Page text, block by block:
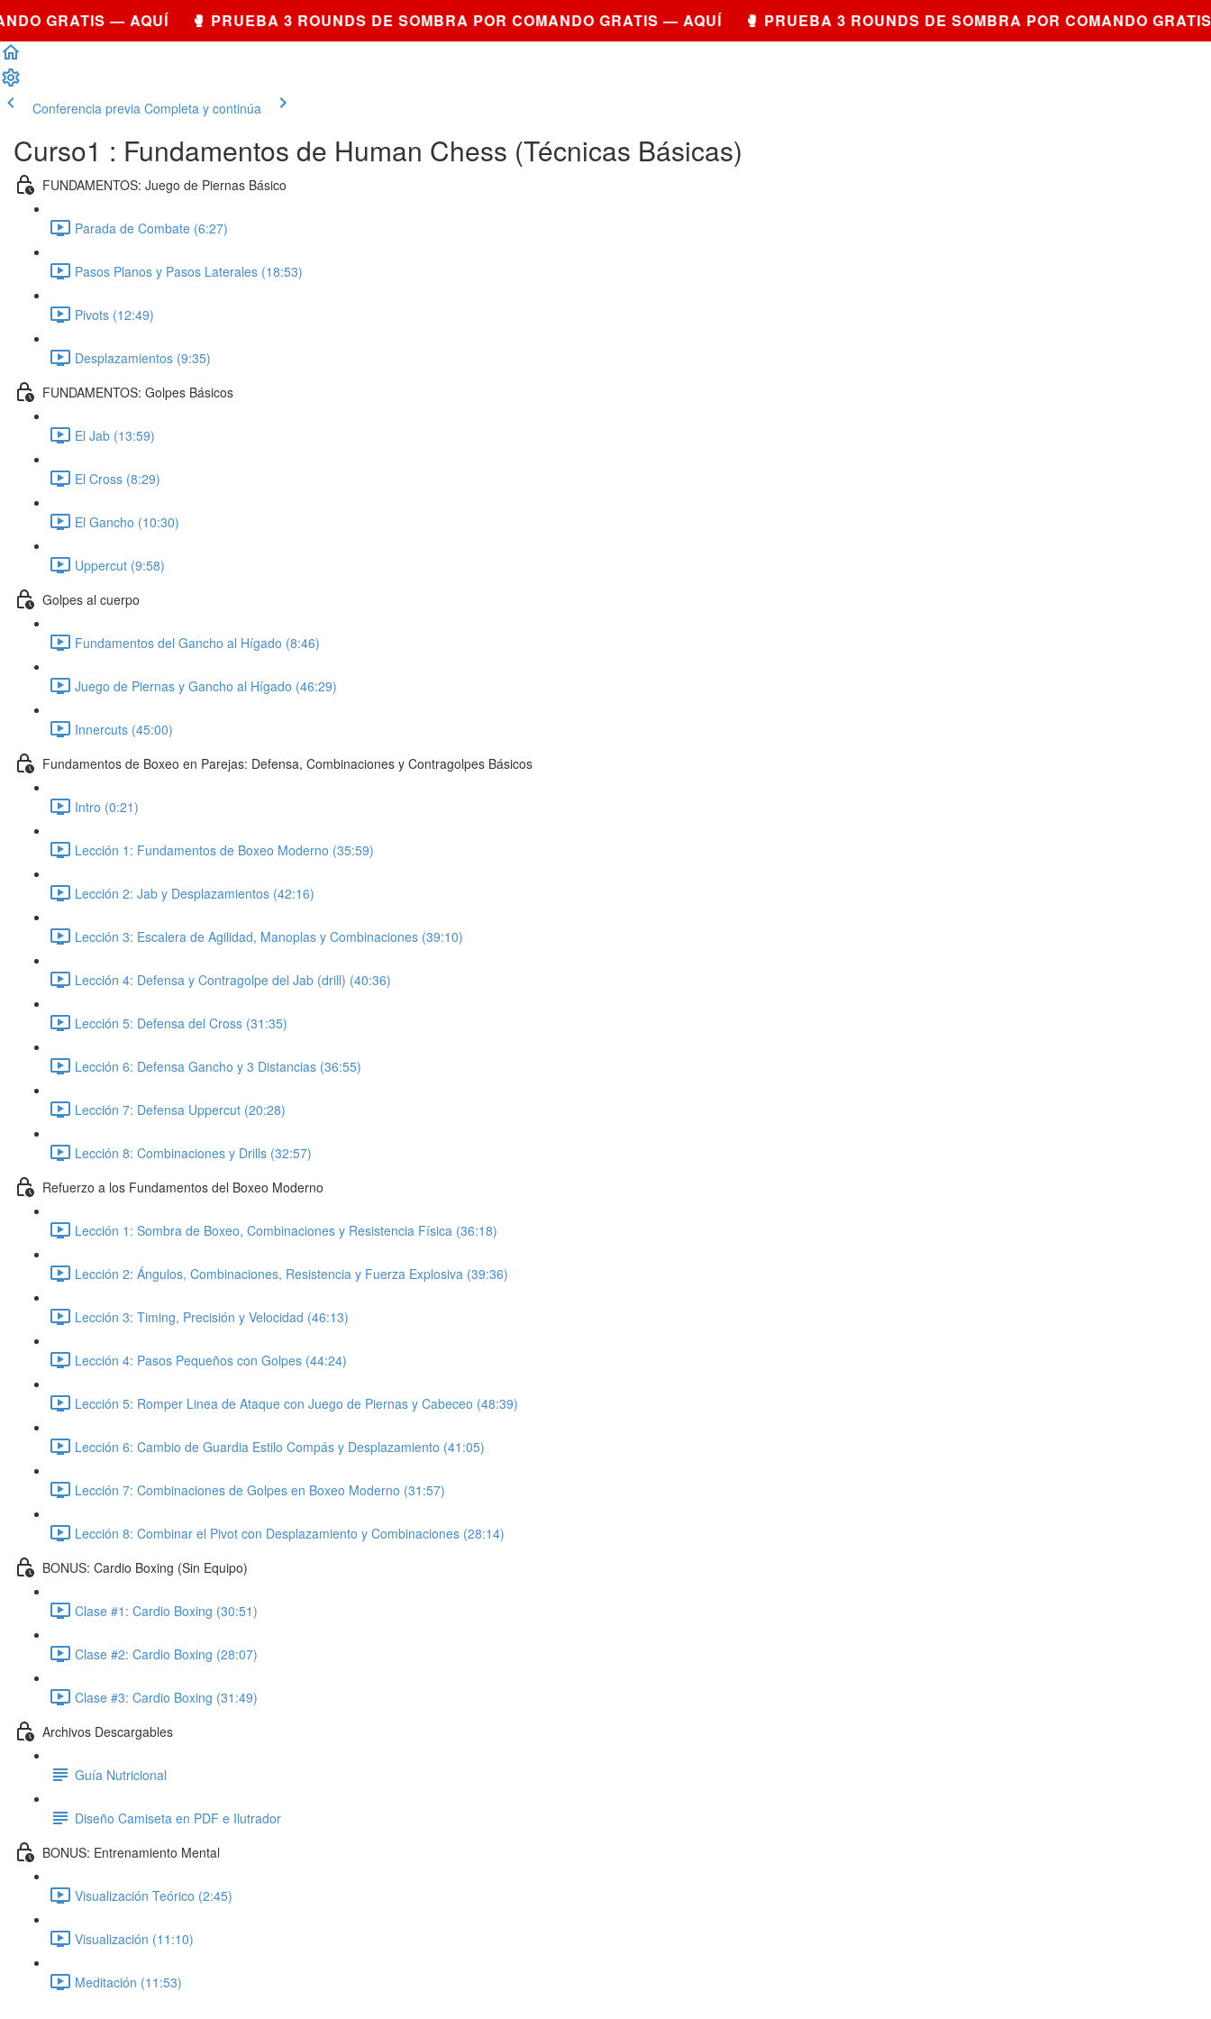
GRATIS — AQUÍ 🥊 PRUEBA 3 ROUNDS DE SOMBRA POR COMANDO GRATIS — AQUÍ 🥊 PRUEBA 3 ROUNDS DE SOMBRA POR COMANDO GRATIS
Conferencia previa Completa y continúa
Curso1 : Fundamentos de Human Chess (Técnicas Básicas)
FUNDAMENTOS: Juego de Piernas Básico
Parada de Combate (6:27)
Pasos Planos y Pasos Laterales (18:53)
Pivots (12:49)
Desplazamientos (9:35)
FUNDAMENTOS: Golpes Básicos
El Jab (13:59)
El Cross (8:29)
El Gancho (10:30)
Uppercut (9:58)
Golpes al cuerpo
Fundamentos del Gancho al Hígado (8:46)
Juego de Piernas y Gancho al Hígado (46:29)
Innercuts (45:00)
Fundamentos de Boxeo en Parejas: Defensa, Combinaciones y Contragolpes Básicos
Intro (0:21)
Lección 1: Fundamentos de Boxeo Moderno (35:59)
Lección 2: Jab y Desplazamientos (42:16)
Lección 3: Escalera de Agilidad, Manoplas y Combinaciones (39:10)
Lección 4: Defensa y Contragolpe del Jab (drill) (40:36)
Lección 5: Defensa del Cross (31:35)
Lección 6: Defensa Gancho y 3 Distancias (36:55)
Lección 7: Defensa Uppercut (20:28)
Lección 8: Combinaciones y Drills (32:57)
Refuerzo a los Fundamentos del Boxeo Moderno
Lección 1: Sombra de Boxeo, Combinaciones y Resistencia Física (36:18)
Lección 2: Ángulos, Combinaciones, Resistencia y Fuerza Explosiva (39:36)
Lección 3: Timing, Precisión y Velocidad (46:13)
Lección 4: Pasos Pequeños con Golpes (44:24)
Lección 5: Romper Linea de Ataque con Juego de Piernas y Cabeceo (48:39)
Lección 6: Cambio de Guardia Estilo Compás y Desplazamiento (41:05)
Lección 7: Combinaciones de Golpes en Boxeo Moderno (31:57)
Lección 8: Combinar el Pivot con Desplazamiento y Combinaciones (28:14)
BONUS: Cardio Boxing (Sin Equipo)
Clase #1: Cardio Boxing (30:51)
Clase #2: Cardio Boxing (28:07)
Clase #3: Cardio Boxing (31:49)
Archivos Descargables
Guía Nutricional
Diseño Camiseta en PDF e Ilutrador
BONUS: Entrenamiento Mental
Visualización Teórico (2:45)
Visualización (11:10)
Meditación (11:53)